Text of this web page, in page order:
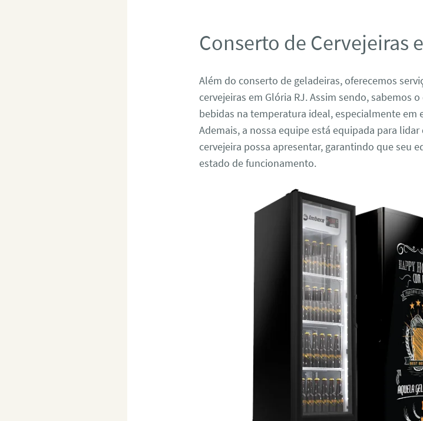
Conserto de Cervejeiras
Além do conserto de geladeiras, oferecemos
cervejeiras em Glória RJ. Assim sendo, sabemos
bebidas na temperatura ideal, especialmente em
Ademais, a nossa equipe está equipada para
cervejeira possa apresentar, garantindo que seu
estado de funcionamento.